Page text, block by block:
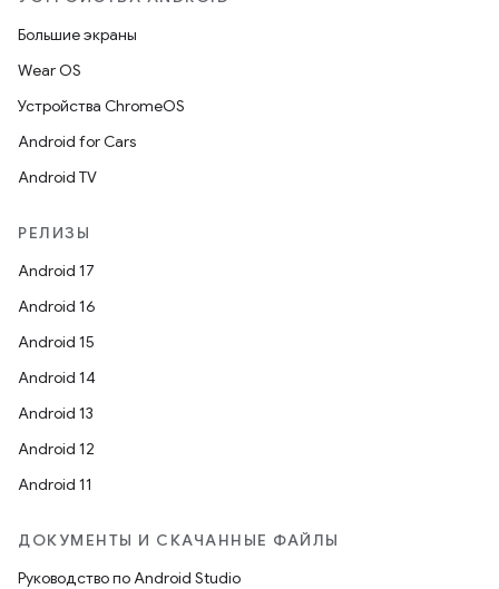
Большие экраны
Wear OS
Устройства ChromeOS
Android for Cars
Android TV
РЕЛИЗЫ
Android 17
Android 16
Android 15
Android 14
Android 13
Android 12
Android 11
ДОКУМЕНТЫ И СКАЧАННЫЕ ФАЙЛЫ
Руководство по Android Studio